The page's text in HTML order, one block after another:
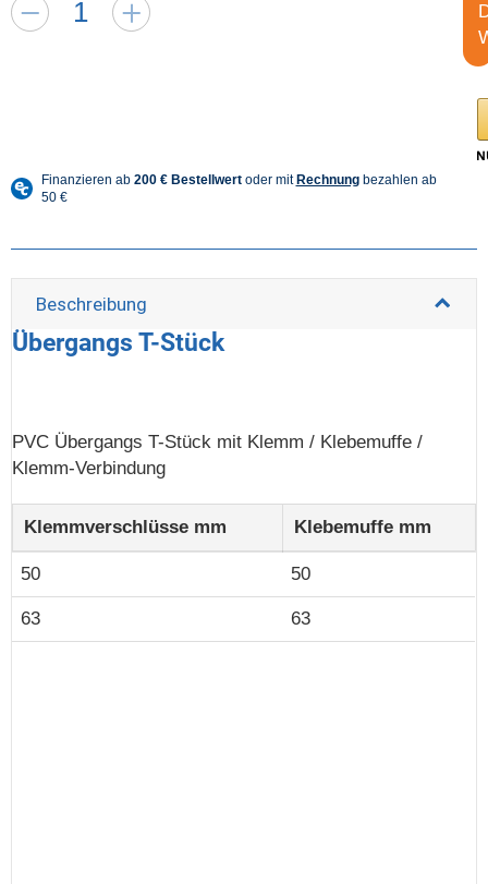
Beschreibung
Übergangs T-Stück
PVC Übergangs T-Stück mit Klemm / Klebemuffe /
Klemm-Verbindung
Klemmverschlüsse mm Klebemuffe mm
50 50
63 63